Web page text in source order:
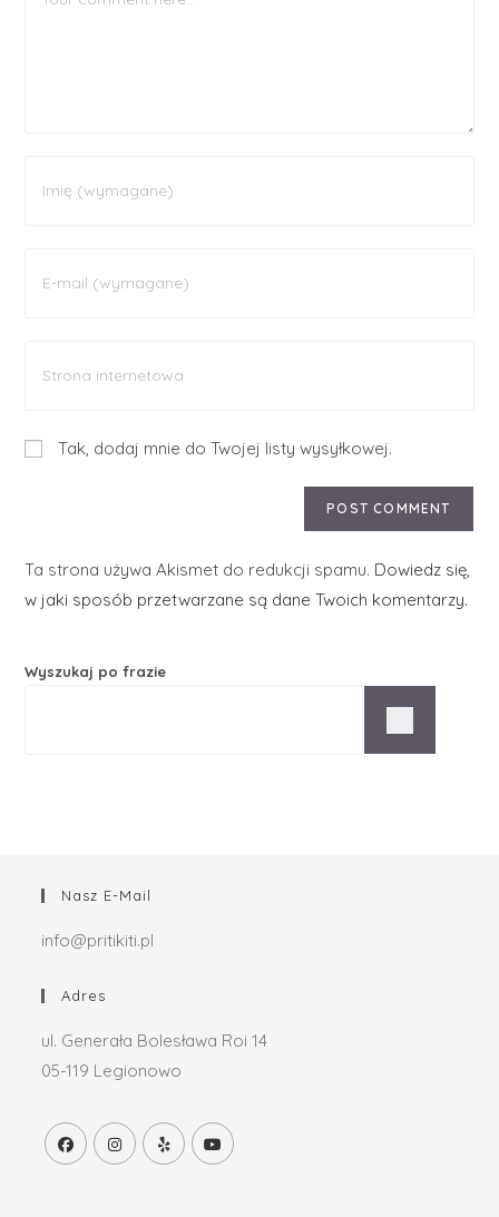
Tak, dodaj mnie do Twojej listy wysyłkowej.
Ta strona używa Akismet do redukcji spamu. Dowiedz się,
w jaki sposób przetwarzane są dane Twoich komentarzy.
Wyszukaj po frazie
Nasz E-Mail
info@pritikiti.pl
Adres
ul. Generała Bolesława Roi 14
05-119 Legionowo